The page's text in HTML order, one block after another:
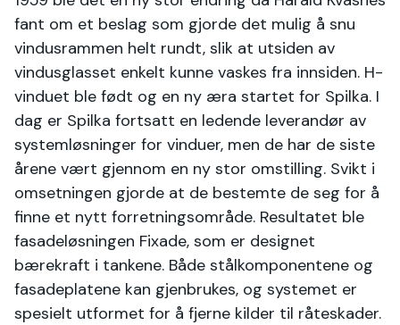
fant om et beslag som gjorde det mulig å snu
vindusrammen helt rundt, slik at utsiden av
vindusglasset enkelt kunne vaskes fra innsiden. H-
vinduet ble født og en ny æra startet for Spilka. I
dag er Spilka fortsatt en ledende leverandør av
systemløsninger for vinduer, men de har de siste
årene vært gjennom en ny stor omstilling. Svikt i
omsetningen gjorde at de bestemte de seg for å
finne et nytt forretningsområde. Resultatet ble
fasadeløsningen Fixade, som er designet
bærekraft i tankene. Både stålkomponentene og
fasadeplatene kan gjenbrukes, og systemet er
spesielt utformet for å fjerne kilder til råteskader.